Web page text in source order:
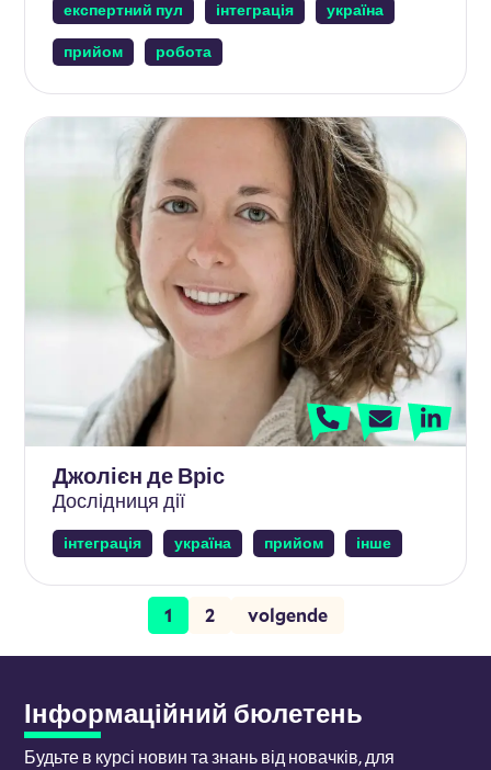
експертний пул інтеграція
україна
прийом
робота
Джолієн де Вріс
Дослідниця дії
інтеграція україна прийом інше
1 2 volgende
Інформаційний бюлетень
Будьте в курсі новин та знань від новачків, для